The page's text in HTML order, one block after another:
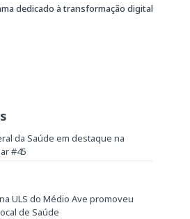
dedicado à transformação digital
da Saúde em destaque na
#45
ULS do Médio Ave promoveu
de Saúde